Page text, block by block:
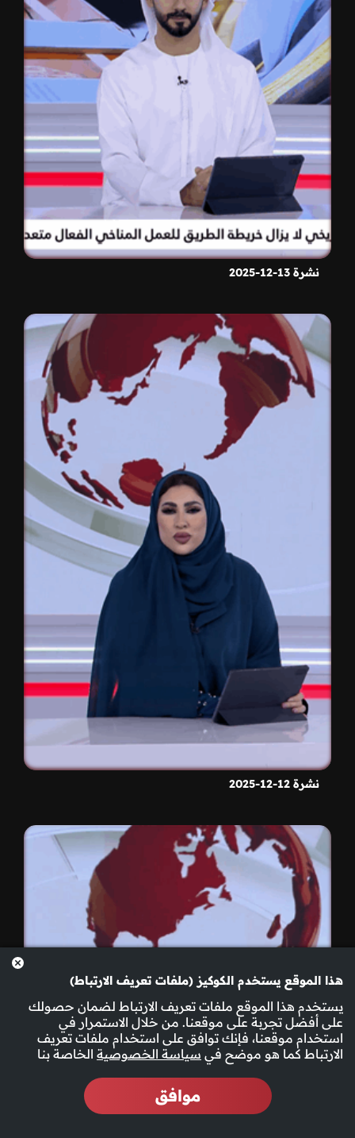
نشرة 13-12-2025
نشرة 12-12-2025
هذا الموقع يستخدم الكوكيز (ملفات تعريف الارتباط)
يستخدم هذا الموقع ملفات تعريف الارتباط لضمان حصولك
على أفضل تجربة على موقعنا. من خلال الاستمرار في
استخدام موقعنا، فإنك توافق على استخدام ملفات تعريف
الارتباط كما هو موضح في سياسة الخصوصية الخاصة بنا
موافق